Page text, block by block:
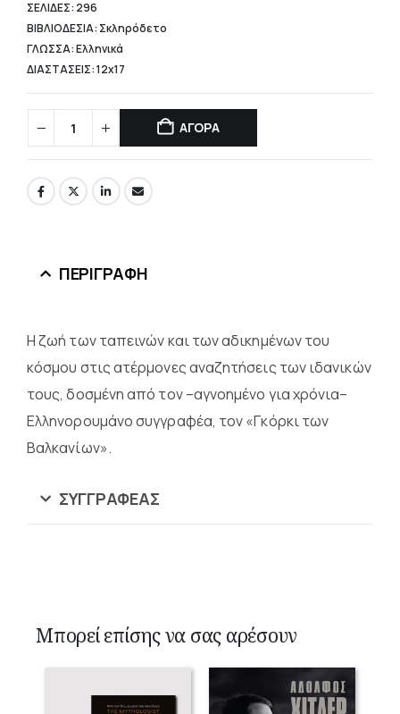
ΣΕΛΙΔΕΣ: 296
ΒΙΒΛΙΟΔΕΣΙΑ: Σκληρόδετο
ΓΛΩΣΣΑ: Ελληνικά
ΔΙΑΣΤΑΣΕΙΣ: 12x17
ΑΓΟΡΑ
ΠΕΡΙΓΡΑΦΉ
Η ζωή των ταπεινών και των αδικημένων του
κόσμου στις ατέρμονες αναζητήσεις των ιδανικών
τους, δοσμένη από τον –αγνοημένο για χρόνια–
Ελληνορουμάνο συγγραφέα, τον «Γκόρκι των
Βαλκανίων».
ΣΥΓΓΡΑΦΈΑΣ
Μπορεί επίσης να σας αρέσουν